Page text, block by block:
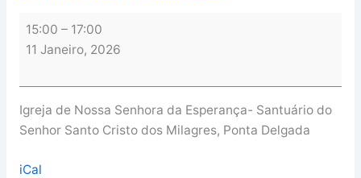
15:00 – 17:00
11 Janeiro, 2026
Igreja de Nossa Senhora da Esperança- Santuário do
Senhor Santo Cristo dos Milagres, Ponta Delgada
iCal